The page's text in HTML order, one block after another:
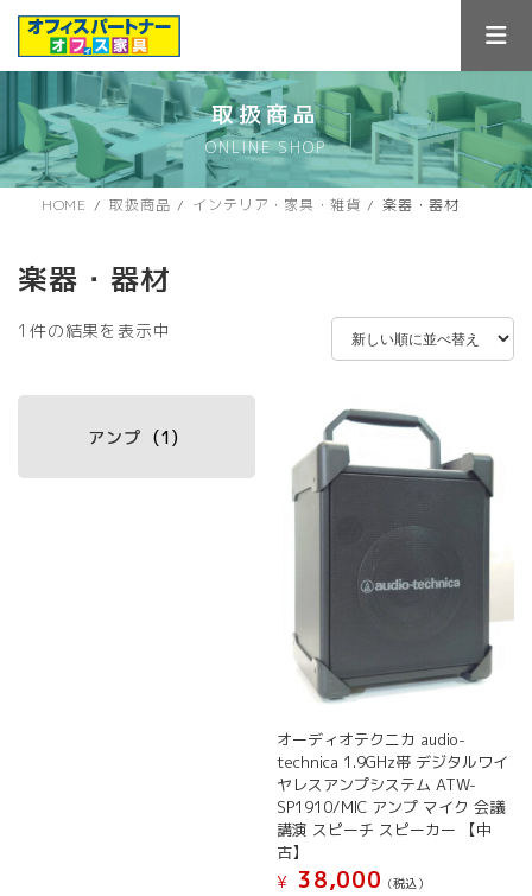
ス
キ
ン
に
取扱商品
ONLINE SHOP
HOME 取扱商品 インテリア・家具・雑貨 楽器・器材
楽器・器材
1件の結果を表示中
アンプ (1)
オーディオテクニカ audio-
technica 1.9GHz帯 デジタルワイ
ヤレスアンプシステム ATW-
SP1910/MIC アンプ マイク 会議
講演 スピーチ スピーカー 【中
古】
¥
38,000 (税込）